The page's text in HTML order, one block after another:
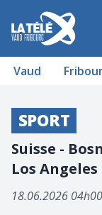
La Télé -
Vaud
SPORT
Suisse -
Los
18.06.2026 04h00